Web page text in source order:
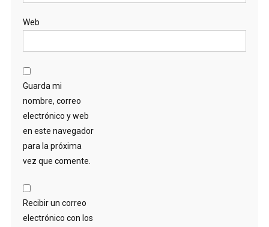
Web
Guarda mi
nombre, correo
electrónico y web
en este navegador
para la próxima
vez que comente.
Recibir un correo
electrónico con los